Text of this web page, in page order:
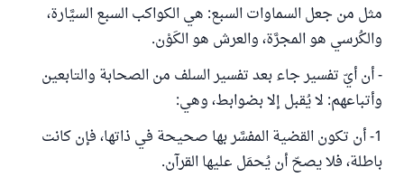
مثل من جعل السماوات السبع: هي الكواكب السبع السيَّارة،
والكُرسي هو المجرَّة، والعرش هو الكَوْن.
- أن أيّ تفسير جاء بعد تفسير السلف من الصحابة والتابعين
وأتباعهم: لا يُقبل إلا بضوابط، وهي:
1- أن تكون القضية المفسَّر بها صحيحة في ذاتها، فإن كانت
باطلة، فلا يصحّ أن يُحمَل عليها القرآن.